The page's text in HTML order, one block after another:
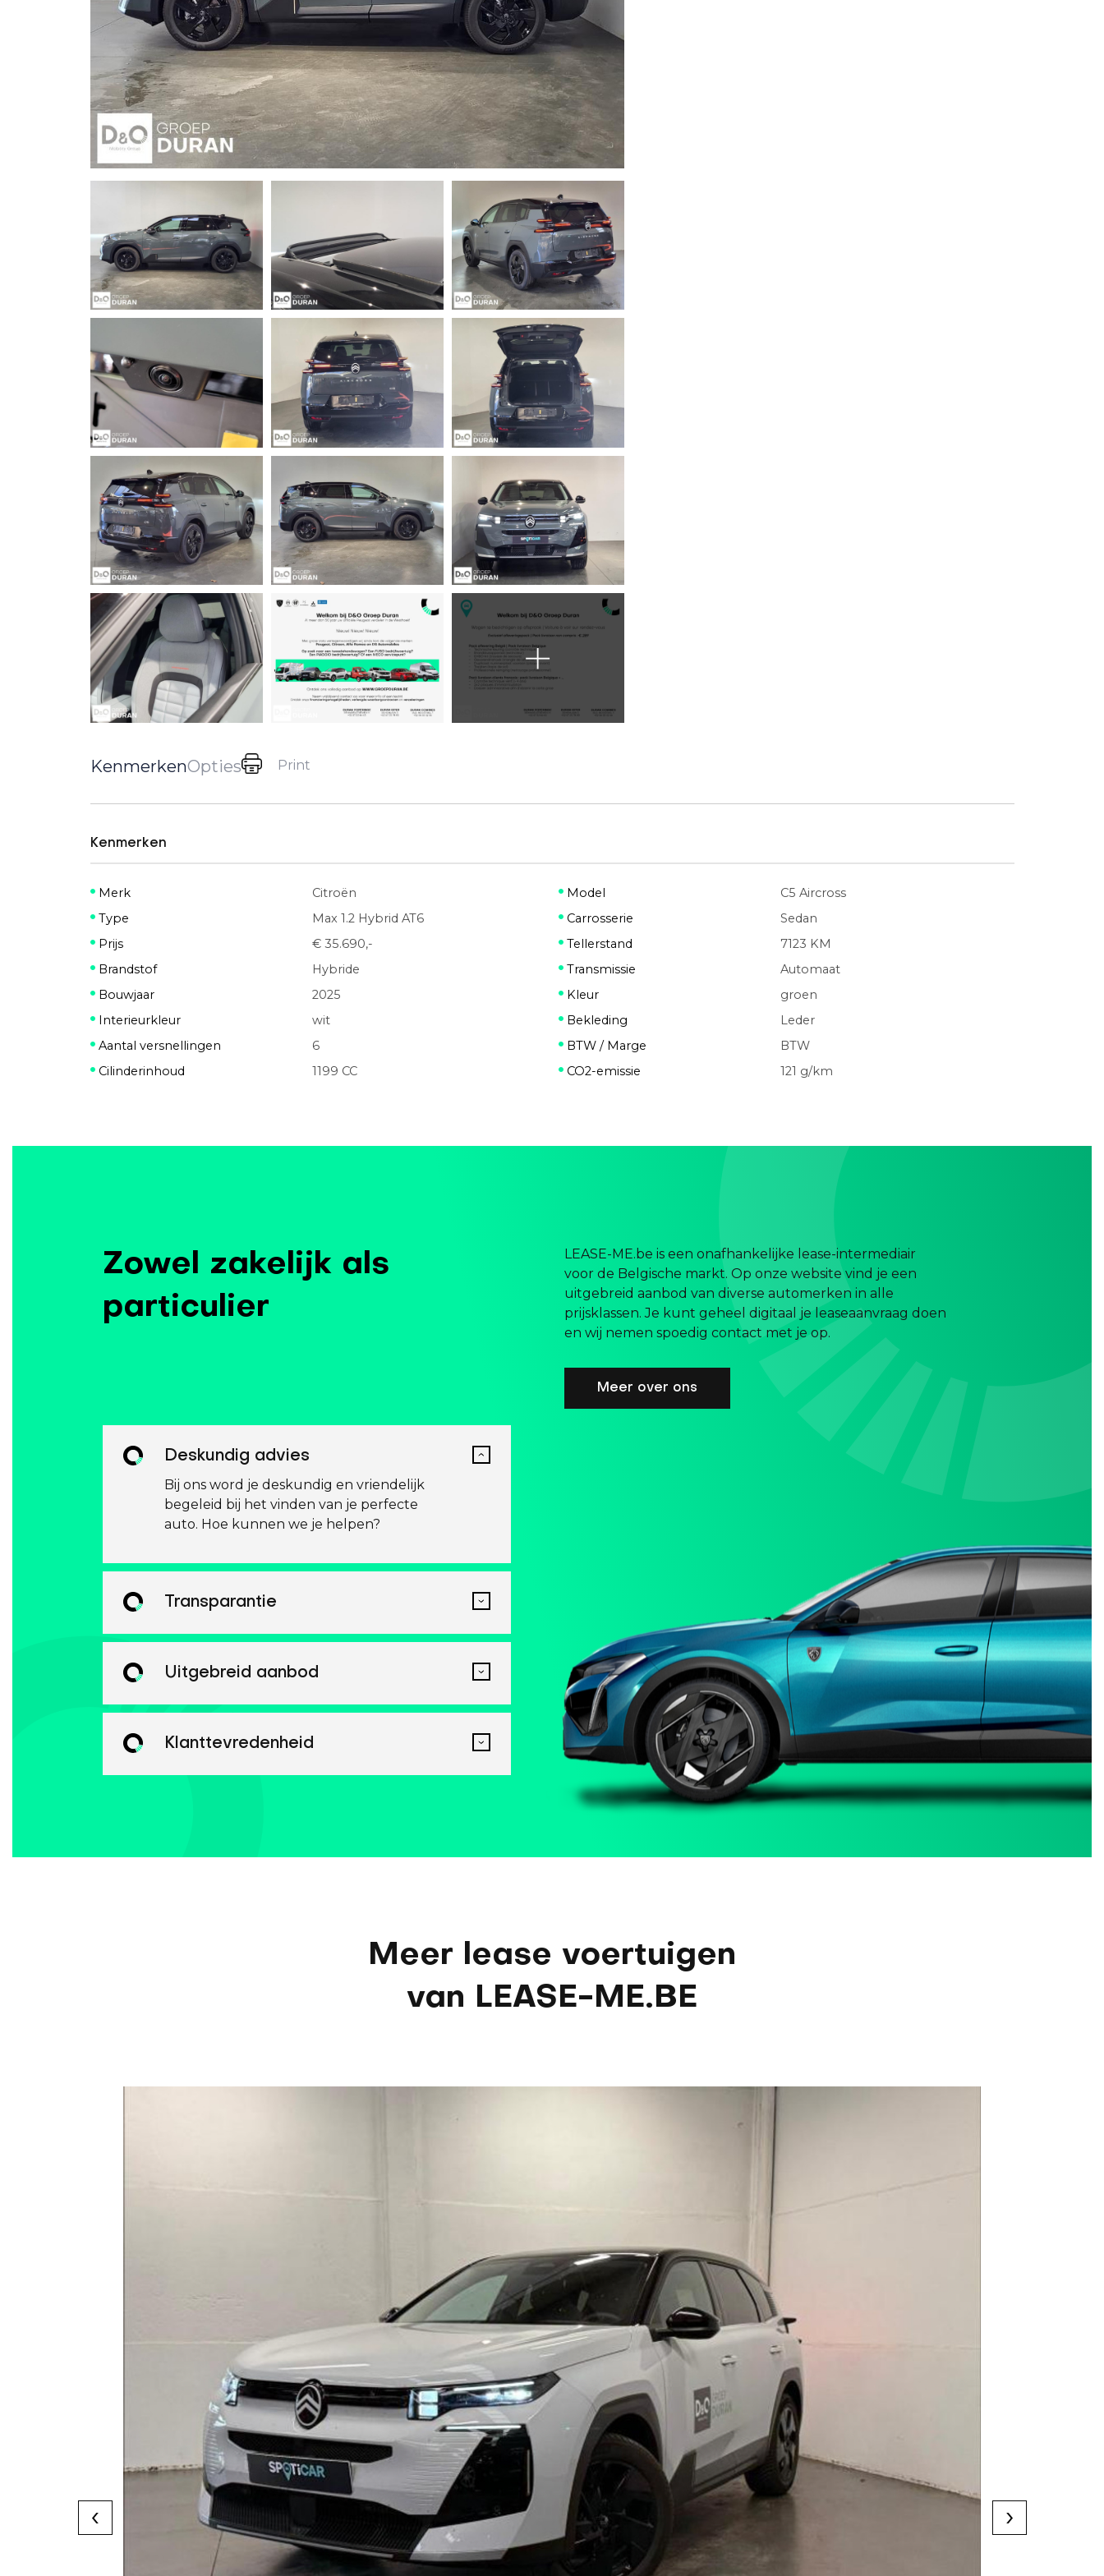
KenmerkenOpties Print
Kenmerken
Merk Citroën Model
C5 Aircross
Type
Max 1.2 Hybrid AT6 Carrosserie
Sedan
Prijs
€ 35.690,- Tellerstand
7123 KM
Brandstof
Hybride Transmissie
Automaat
Bouwjaar
2025 Kleur
groen
Interieurkleur
wit Bekleding
Leder
Aantal versnellingen
6 BTW / Marge
BTW
Cilinderinhoud
1199 CC CO2-emissie 121 g/km
Zowel zakelijk als
particulier
LEASE-ME.be is een onafhankelijke lease-intermediair
voor de Belgische markt. Op onze website vind je een
uitgebreid aanbod van diverse automerken in alle
prijsklassen. Je kunt geheel digitaal je leaseaanvraag doen
en wij nemen spoedig contact met je op.
Meer over ons
Deskundig advies
Bij ons word je deskundig en vriendelijk
begeleid bij het vinden van je perfecte
auto. Hoe kunnen we je helpen?
Transparantie
Uitgebreid aanbod
Klanttevredenheid
Meer lease voertuigen
van LEASE-ME.BE